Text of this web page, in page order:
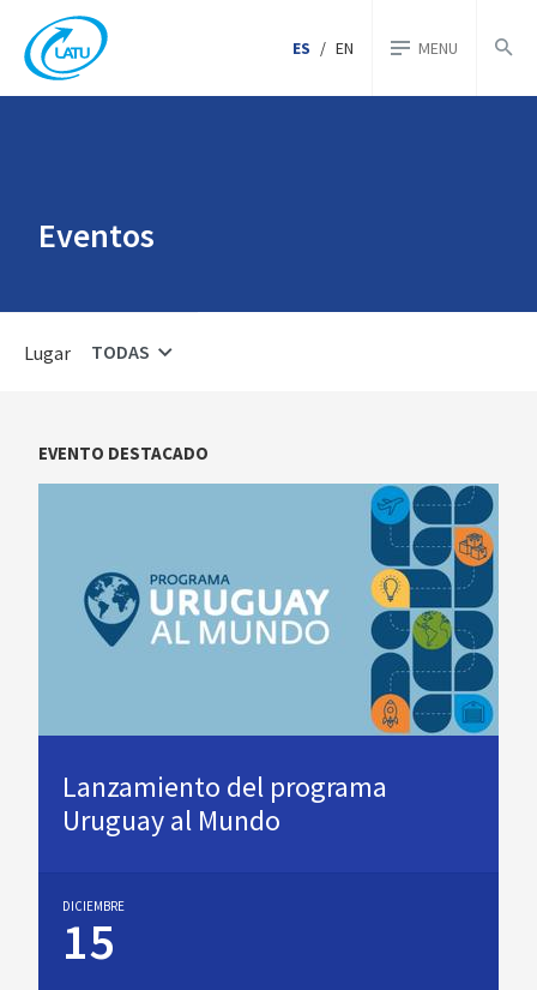
ES / EN MENU
Eventos
Lugar TODAS
EVENTO DESTACADO
Lanzamiento del programa
Uruguay al Mundo
DICIEMBRE
15